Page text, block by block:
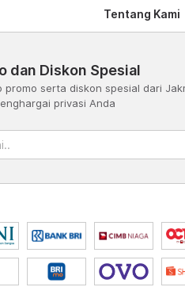
Tentang Kami
dan Diskon Spesial
promo serta diskon spesial dari
privasi Anda